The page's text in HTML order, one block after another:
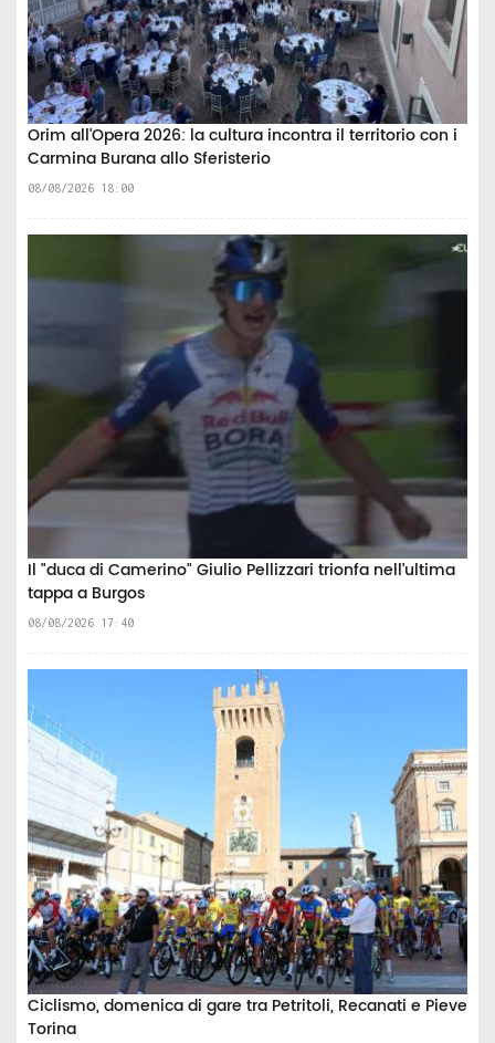
Orim all'Opera 2026: la cultura incontra il territorio con i
Carmina Burana allo Sferisterio
08/08/2026 18:00
Il "duca di Camerino" Giulio Pellizzari trionfa nell’ultima
tappa a Burgos
08/08/2026 17:40
Ciclismo, domenica di gare tra Petritoli, Recanati e Pieve
Torina